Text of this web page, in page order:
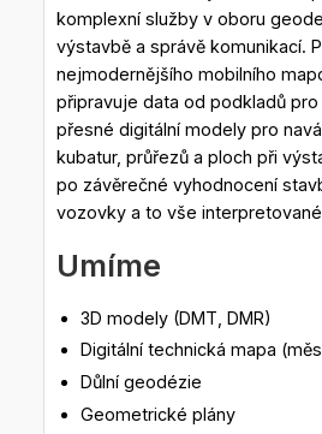
komplexní služby v oboru
výstavbě a správě komunikací.
nejmodernějšího mobilního
připravuje data od podkladů
přesné digitální modely pro
kubatur, průřezů a ploch při
po závěrečné vyhodnocení
vozovky a to vše interpretované
Umíme
3D modely (DMT, DMR)
Digitální technická mapa
Důlní geodézie
Geometrické plány